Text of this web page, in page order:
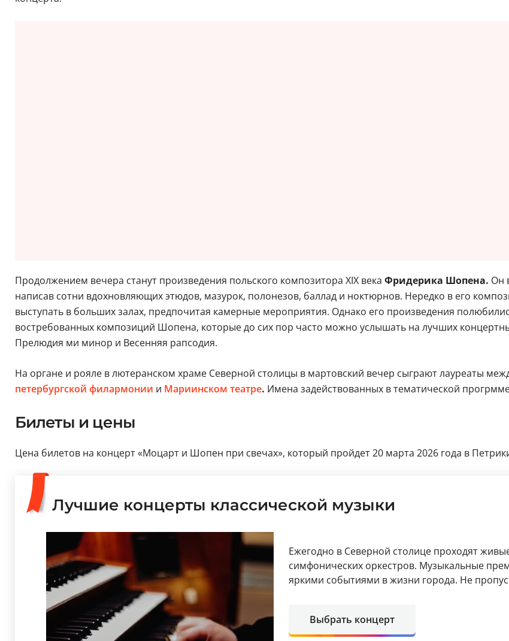
Продолжением вечера станут произведения польского композитора XIX века Фридерика Шопена. Он
написав сотни вдохновляющих этюдов, мазурок, полонезов, баллад и ноктюрнов. Нередко в его
выступать в больших залах, предпочитая камерные мероприятия. Однако его произведения
востребованных композиций Шопена, которые до сих пор часто можно услышать на лучших
Прелюдия ми минор и Весенняя рапсодия.
На органе и рояле в лютеранском храме Северной столицы в мартовский вечер сыграют лауреаты
петербургской филармонии и Мариинском театре. Имена задействованных в тематической
Билеты и цены
Цена билетов на концерт «Моцарт и Шопен при свечах», который пройдет 20 марта 2026 года в
Лучшие концерты классической музыки
Ежегодно в Северной столице проходят
симфонических оркестров. Музыкальные
яркими событиями в жизни города. Не
Выбрать концерт